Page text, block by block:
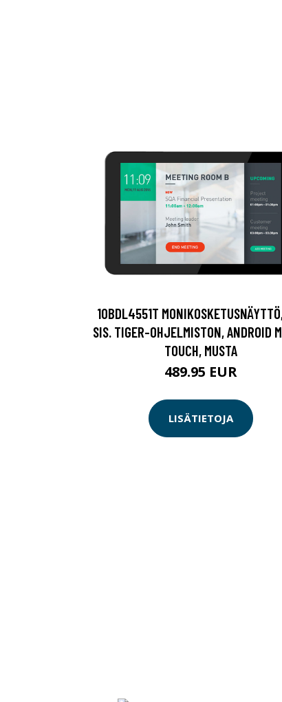
10BDL4551T
SIS. TIGER-OHJELMISTON, ANDROID
TOUCH, MUSTA
489.95 EUR
LISÄTIETOJA